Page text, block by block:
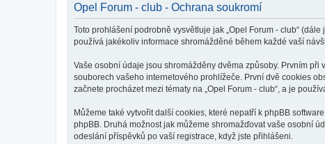
Opel Forum - club - Ochrana soukromí
Toto prohlášení podrobně vysvětluje jak „Opel Forum - club“ (dále
používá jakékoliv informace shromážděné během každé vaší
Vaše osobní údaje jsou shromážděny dvěma způsoby. Prvním při
souborech vašeho internetového prohlížeče. První dvě cookies
začnete procházet mezi tématy na „Opel Forum - club“, a je
Můžeme také vytvořit další cookies, které nepatří k phpBB
phpBB. Druhá možnost jak můžeme shromažďovat vaše osobní
odeslání příspěvků po vaší registrace, když jste přihlášeni.